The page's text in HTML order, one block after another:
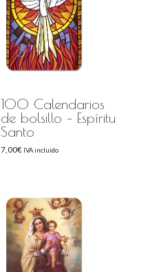
100 Calendarios
de bolsillo – Espíritu
Santo
7,00€ IVA incluido